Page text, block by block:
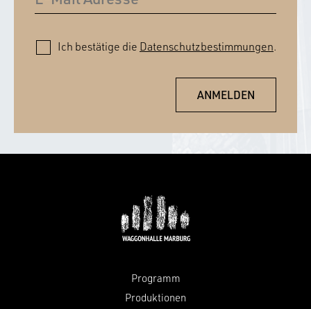
Ich bestätige die Datenschutzbestimmungen.
Programm
Produktionen